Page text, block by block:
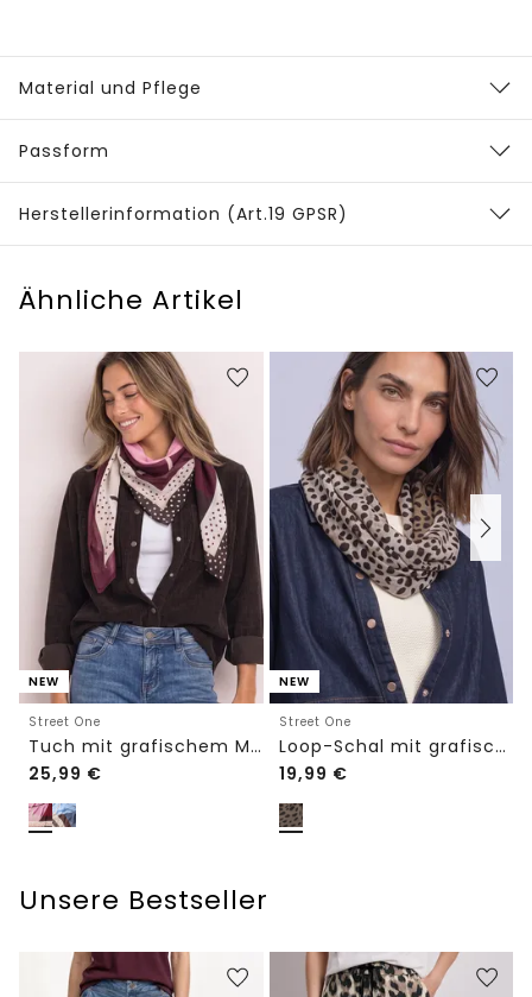
Material und Pflege
Passform
Herstellerinformation (Art.19 GPSR)
Ähnliche Artikel
NEW
Street One
Tuch mit grafischem Muster
25,99 €
NEW
Street One
Loop-Schal mit grafischem Muster
19,99 €
Unsere Bestseller